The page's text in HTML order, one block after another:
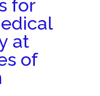
for
at
of